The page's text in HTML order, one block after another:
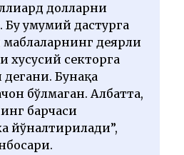
долларни
умумий дастурга
деярли
хусусий секторга
Бунақа
бўлмаган. Албатта,
барчаси
йўналтирилади”,